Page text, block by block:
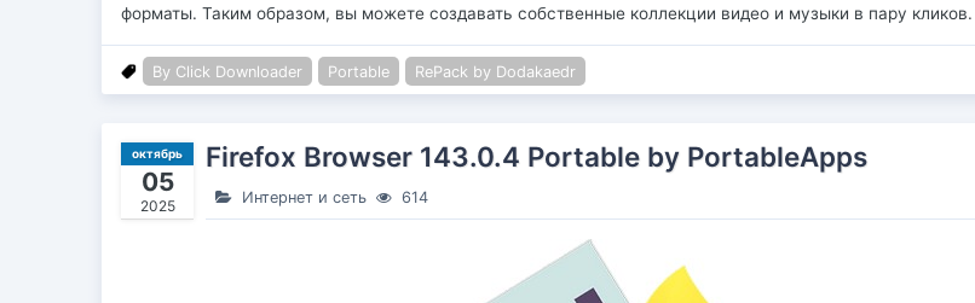
форматы. Таким образом, вы можете создавать собственные коллекции видео и музыки в пару кликов.
By Click Downloader Portable RePack by Dodakaedr
октябрь
05
2025
Firefox Browser 143.0.4 Portable by PortableApps
Интернет и сеть 614